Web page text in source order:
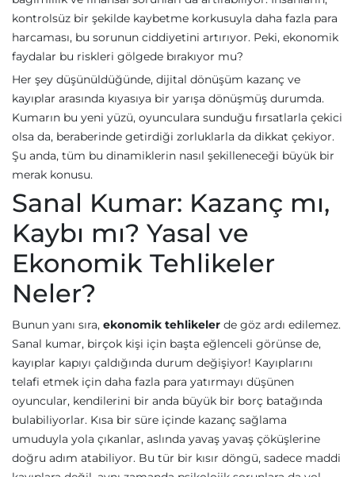
kontrolsüz bir şekilde kaybetme korkusuyla daha fazla para
harcaması, bu sorunun ciddiyetini artırıyor. Peki, ekonomik
faydalar bu riskleri gölgede bırakıyor mu?
Her şey düşünüldüğünde, dijital dönüşüm kazanç ve
kayıplar arasında kıyasıya bir yarışa dönüşmüş durumda.
Kumarın bu yeni yüzü, oyunculara sunduğu fırsatlarla çekici
olsa da, beraberinde getirdiği zorluklarla da dikkat çekiyor.
Şu anda, tüm bu dinamiklerin nasıl şekilleneceği büyük bir
merak konusu.
Sanal Kumar: Kazanç mı,
Kaybı mı? Yasal ve
Ekonomik Tehlikeler
Neler?
Bunun yanı sıra, ekonomik tehlikeler de göz ardı edilemez.
Sanal kumar, birçok kişi için başta eğlenceli görünse de,
kayıplar kapıyı çaldığında durum değişiyor! Kayıplarını
telafi etmek için daha fazla para yatırmayı düşünen
oyuncular, kendilerini bir anda büyük bir borç batağında
bulabiliyorlar. Kısa bir süre içinde kazanç sağlama
umuduyla yola çıkanlar, aslında yavaş yavaş çöküşlerine
doğru adım atabiliyor. Bu tür bir kısır döngü, sadece maddi